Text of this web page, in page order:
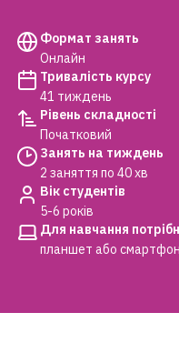
Формат занять
Онлайн
Тривалість курсу
41 тиждень
Рівень складності
Початковий
Занять на тиждень
2 заняття по 40 хв
Вік студентів
5-6 років
Для навчання
планшет або